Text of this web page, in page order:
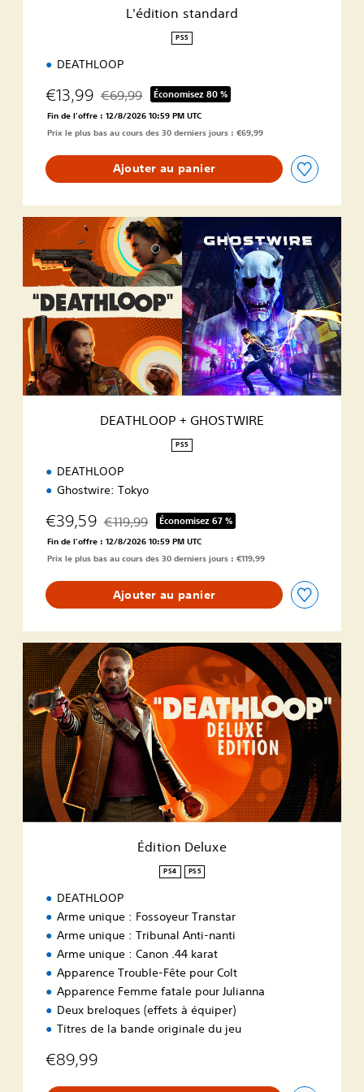
L'édition standard
PS5
DEATHLOOP
€13,99 Remise par rapport au prix d'origine de €69,99
€69,99 Économisez 80 %
Fin de l'offre : 12/8/2026 10:59 PM UTC
Prix le plus bas au cours des 30 derniers jours : €69,99
Ajouter au panier
D
E
H
O
O
P
G
H
DEATHLOOP + GHOSTWIRE
PS5
DEATHLOOP
Ghostwire: Tokyo
€39,59 Remise par rapport au prix d'origine de €119,99
€119,99 Économisez 67 %
Fin de l'offre : 12/8/2026 10:59 PM UTC
Prix le plus bas au cours des 30 derniers jours : €119,99
Ajouter au panier
É
d
i
t
i
o
n
D
e
x
Édition Deluxe
PS4 PS5
DEATHLOOP
Arme unique : Fossoyeur Transtar
Arme unique : Tribunal Anti-nanti
Arme unique : Canon .44 karat
Apparence Trouble-Fête pour Colt
Apparence Femme fatale pour Julianna
Deux breloques (effets à équiper)
Titres de la bande originale du jeu
€89,99